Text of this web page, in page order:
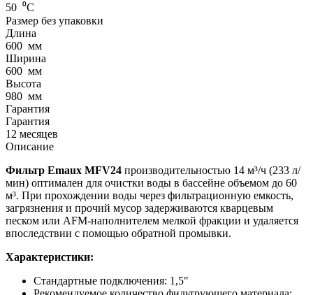
50 ⁰С
Размер без упаковки
Длина
600 мм
Ширина
600 мм
Высота
980 мм
Гарантия
Гарантия
12 месяцев
Описание
Фильтр Emaux MFV24 производительностью 14 м³/ч (233 л/
мин) оптимален для очистки воды в бассейне объемом до 60
м³. При прохождении воды через фильтрационную емкость,
загрязнения и прочий мусор задерживаются кварцевым
песком или AFM-наполнителем мелкой фракции и удаляется
впоследствии с помощью обратной промывки.
Характеристики:
Стандартные подключения: 1,5"